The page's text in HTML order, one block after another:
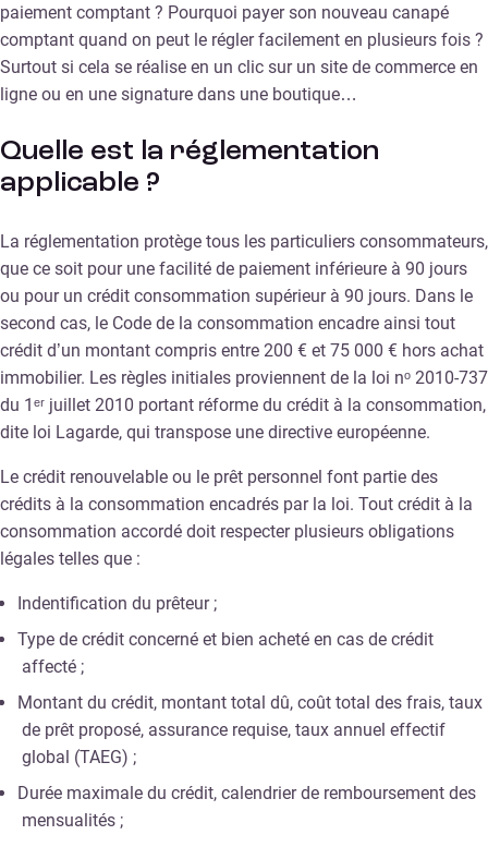
paiement comptant ? Pourquoi payer son nouveau canapé
comptant quand on peut le régler facilement en plusieurs fois ?
Surtout si cela se réalise en un clic sur un site de commerce en
ligne ou en une signature dans une boutique…
Quelle est la réglementation
applicable ?
La réglementation protège tous les particuliers consommateurs,
que ce soit pour une facilité de paiement inférieure à 90 jours
ou pour un crédit consommation supérieur à 90 jours. Dans le
second cas, le Code de la consommation encadre ainsi tout
crédit d’un montant compris entre 200 € et 75 000 € hors achat
immobilier. Les règles initiales proviennent de la loi nᵒ 2010-737
du 1ᵉʳ juillet 2010 portant réforme du crédit à la consommation,
dite loi Lagarde, qui transpose une directive européenne.
Le crédit renouvelable ou le prêt personnel font partie des
crédits à la consommation encadrés par la loi. Tout crédit à la
consommation accordé doit respecter plusieurs obligations
légales telles que :
Indentification du prêteur ;
Type de crédit concerné et bien acheté en cas de crédit
affecté ;
Montant du crédit, montant total dû, coût total des frais, taux
de prêt proposé, assurance requise, taux annuel effectif
global (TAEG) ;
Durée maximale du crédit, calendrier de remboursement des
mensualités ;